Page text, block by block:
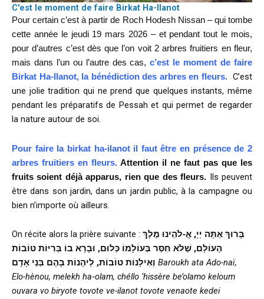
C'est le moment de faire Birkat Ha-Ilanot
Pour certain c’est à partir de Roch Hodesh Nissan – qui tombe
cette année le jeudi 19 mars 2026 – et pendant tout le mois,
pour d’autres c’est dès que l’on voit 2 arbres fruitiers en fleur,
mais dans l’un ou l’autre des cas, c’est le moment de faire
Birkat Ha-Ilanot, la bénédiction des arbres en fleurs. C’est
une jolie tradition qui ne prend que quelques instants, même
pendant les préparatifs de Pessah et qui permet de regarder
la nature autour de soi.
Pour faire la birkat ha-ilanot il faut être en présence de 2
arbres fruitiers en fleurs. Attention il ne faut pas que les
fruits soient déjà apparus, rien que des fleurs. Ils peuvent
être dans son jardin, dans un jardin public, à la campagne ou
bien n’importe où ailleurs.
On récite alors la prière suivante : בָּרוּךְ אַתָּה יְיָ, אֱ‑לֹהֵינוּ מֶלֶךְ
הָעוֹלָם, שֶׁלֹּא חִסֵּר בְּעוֹלָמוֹ כְּלוּם, וּבָרָא בוֹ בְּרִיּוֹת טוֹבוֹת
וְאִילָנוֹת טוֹבוֹת, לֵיהָנוֹת בָּהֶם בְּנֵי אָדָם Baroukh ata Ado-naï,
Elo-hènou, melekh ha‑olam, chéllo ‘hissère be’olamo keloum
ouvara vo biryote tovote ve-ilanot tovote venaote kedei